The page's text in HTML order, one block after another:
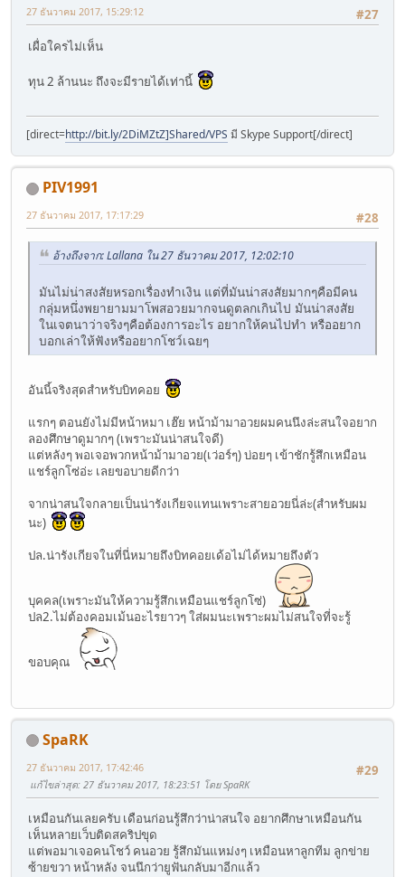
#27
27 ธันวาคม 2017, 15:29:12
เผื่อใครไม่เห็น
ทุน 2 ล้านนะ ถึงจะมีรายได้เท่านี้
[direct=http://bit.ly/2DiMZtZ]Shared/VPS มี Skype Support[/direct]
PIV1991
#28
27 ธันวาคม 2017, 17:17:29
อ้างถึงจาก: Lallana ใน 27 ธันวาคม 2017, 12:02:10
มันไม่น่าสงสัยหรอกเรื่องทำเงิน แต่ที่มันน่าสงสัยมากๆคือมีคน
กลุ่มหนึ่งพยายามมาโพสอวยมากจนดูตลกเกินไป มันน่าสงสัย
ในเจตนาว่าจริงๆคือต้องการอะไร อยากให้คนไปทำ หรืออยาก
บอกเล่าให้ฟังหรืออยากโชว์เฉยๆ
อันนี้จริงสุดสำหรับบิทคอย
แรกๆ ตอนยังไม่มีหน้าหมา เฮ๊ย หน้าม้ามาอวยผมคนนึงล่ะสนใจอยาก
ลองศึกษาดูมากๆ (เพราะมันน่าสนใจดี)
แต่หลังๆ พอเจอพวกหน้าม้ามาอวย(เว่อร์ๆ) บ่อยๆ เข้าชักรู้สึกเหมือน
แชร์ลูกโซ่อ่ะ เลยขอบายดีกว่า
จากน่าสนใจกลายเป็นน่ารังเกียจแทนเพราะสายอวยนี่ล่ะ(สำหรับผม
นะ)
ปล.น่ารังเกียจในที่นี่หมายถึงบิทคอยเด้อไม่ได้หมายถึงตัว
บุคคล(เพราะมันให้ความรู้สึกเหมือนแชร์ลูกโซ่)
ปล2.ไม่ต้องคอมเม้นอะไรยาวๆ ใส่ผมนะเพราะผมไม่สนใจที่จะรู้
ขอบคุณ
SpaRK
#29
27 ธันวาคม 2017, 17:42:46
แก้ไขล่าสุด: 27 ธันวาคม 2017, 18:23:51 โดย SpaRK
เหมือนกันเลยครับ เดือนก่อนรู้สึกว่าน่าสนใจ อยากศึกษาเหมือนกัน
เห็นหลายเว็บติดสคริปขุด
แต่พอมาเจอคนโชว์ คนอวย รู้สึกมันแหม่งๆ เหมือนหาลูกทีม ลูกข่าย
ซ้ายขวา หน้าหลัง จนนึกว่ายูฟันกลับมาอีกแล้ว